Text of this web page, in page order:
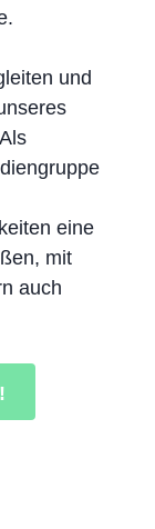
und
eine
mit
auch